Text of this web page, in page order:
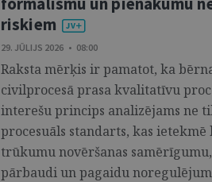
riskiem
29. JŪLIJS 2026 • 08:00
Raksta mērķis ir pamatot, ka
civilprocesā prasa kvalitatīvu
interešu princips analizējams ne
procesuāls standarts, kas
trūkumu novēršanas
pārbaudi un pagaidu